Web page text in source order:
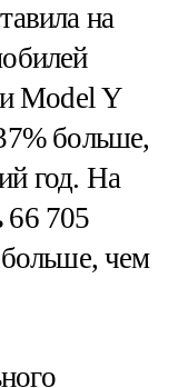
на
Model Y
больше,
год. На
705
чем